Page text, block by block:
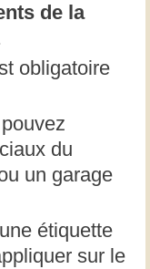
de la
obligatoire
du
un garage
étiquette
sur le